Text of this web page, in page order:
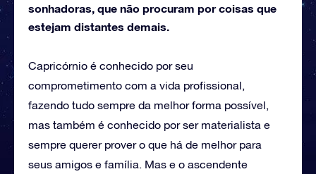
sonhadoras, que não procuram por coisas que
estejam distantes demais.
Capricórnio é conhecido por seu
comprometimento com a vida profissional,
fazendo tudo sempre da melhor forma possível,
mas também é conhecido por ser materialista e
sempre querer prover o que há de melhor para
seus amigos e família. Mas e o ascendente